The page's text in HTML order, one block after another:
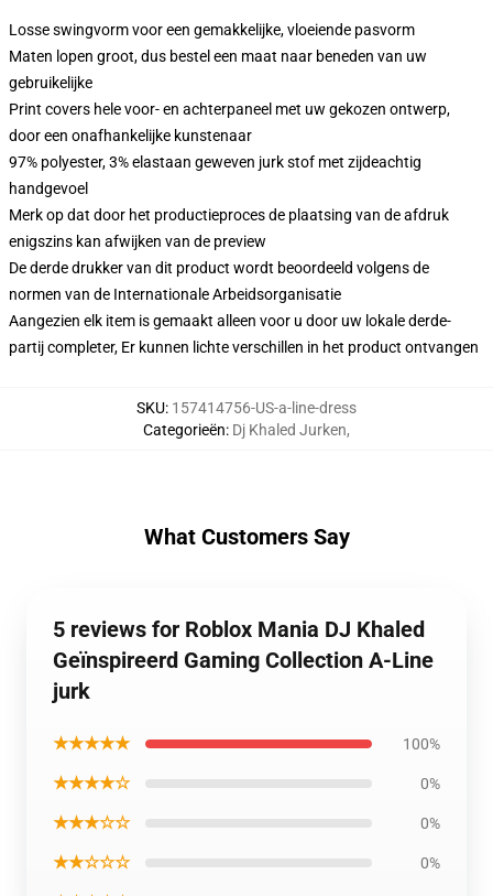
Losse swingvorm voor een gemakkelijke, vloeiende pasvorm
Maten lopen groot, dus bestel een maat naar beneden van uw
gebruikelijke
Print covers hele voor- en achterpaneel met uw gekozen ontwerp,
door een onafhankelijke kunstenaar
97% polyester, 3% elastaan geweven jurk stof met zijdeachtig
handgevoel
Merk op dat door het productieproces de plaatsing van de afdruk
enigszins kan afwijken van de preview
De derde drukker van dit product wordt beoordeeld volgens de
normen van de Internationale Arbeidsorganisatie
Aangezien elk item is gemaakt alleen voor u door uw lokale derde-
partij completer, Er kunnen lichte verschillen in het product ontvangen
SKU: 157414756-US-a-line-dress
Categorieën: Dj Khaled Jurken,
What Customers Say
5 reviews for Roblox Mania DJ Khaled
Geïnspireerd Gaming Collection A-Line
jurk
★★★★★ 100%
★★★★☆ 0%
★★★☆☆ 0%
★★☆☆☆ 0%